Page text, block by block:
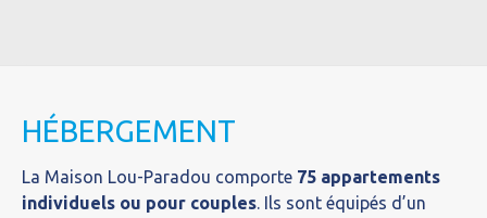
HÉBERGEMENT
La Maison Lou-Paradou comporte 75 appartements
individuels ou pour couples. Ils sont équipés d’un